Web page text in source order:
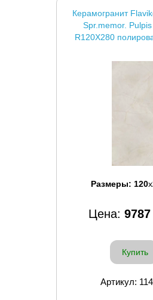
Керамогранит
Spr.memor.
R120X280
Размеры: 120x
Цена: 9787
Купить
Артикул: